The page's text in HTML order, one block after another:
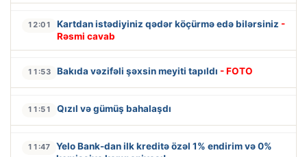
12:01 Kartdan istədiyiniz qədər köçürmə edə bilərsiniz -
Rəsmi cavab
11:53 Bakıda vəzifəli şəxsin meyiti tapıldı - FOTO
11:51 Qızıl və gümüş bahalaşdı
11:47
Yelo Bank-dan ilk kreditə özəl 1% endirim və 0%